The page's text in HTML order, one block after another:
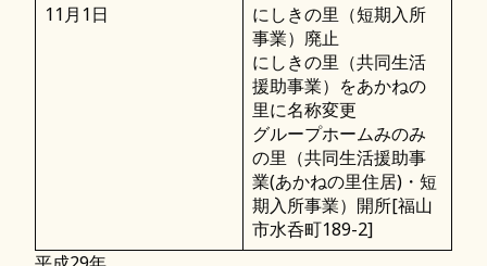
11月1日
にしきの里（短期入所
事業）廃止
にしきの里（共同生活
援助事業）をあかねの
里に名称変更
グループホームみのみ
の里（共同生活援助事
業(あかねの里住居)・短
期入所事業）開所[福山
市水呑町189-2]